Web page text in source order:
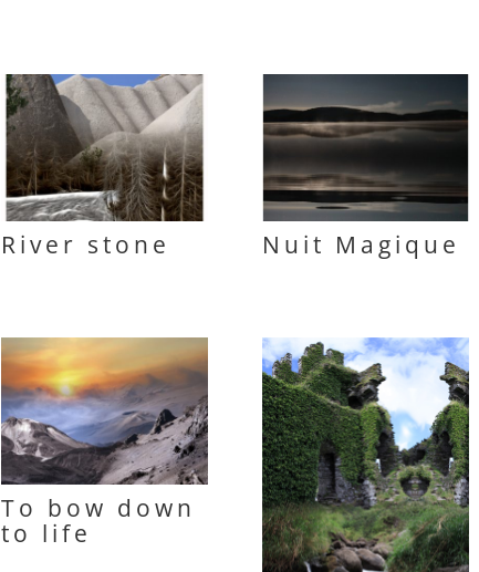
River stone Nuit Magique
To bow down
to life